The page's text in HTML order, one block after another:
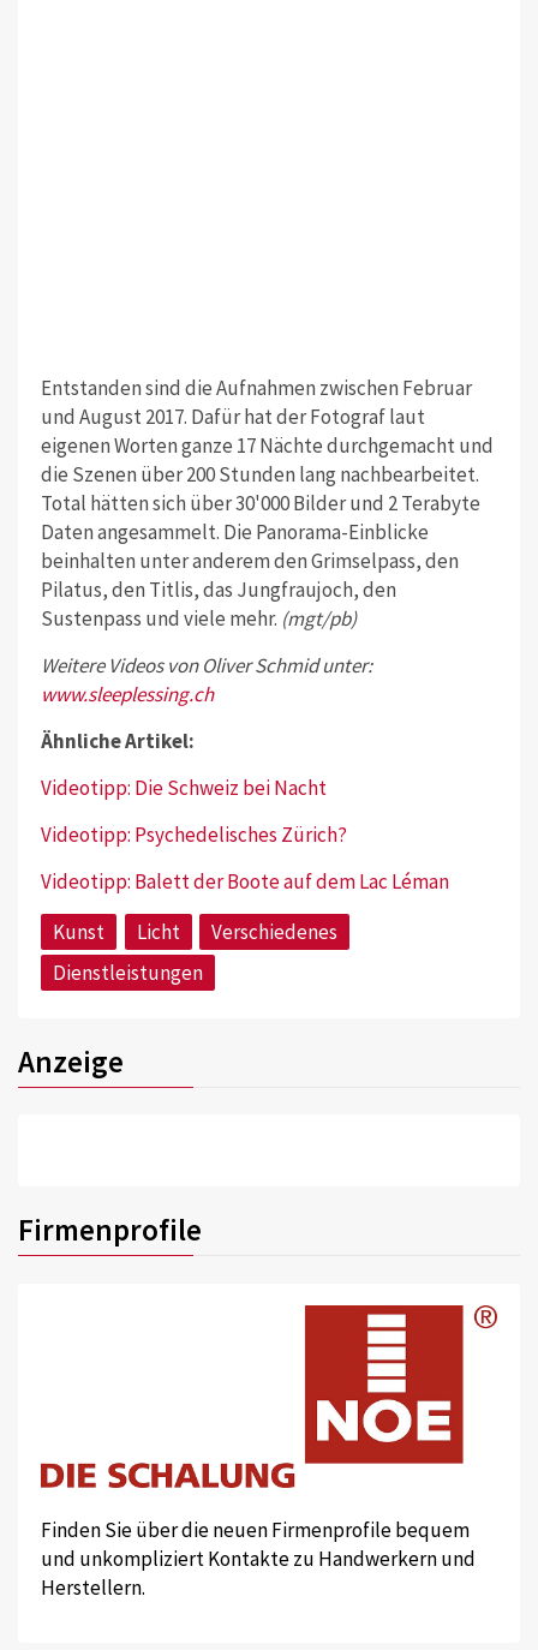
Entstanden sind die Aufnahmen zwischen Februar
und August 2017. Dafür hat der Fotograf laut
eigenen Worten ganze 17 Nächte durchgemacht und
die Szenen über 200 Stunden lang nachbearbeitet.
Total hätten sich über 30'000 Bilder und 2 Terabyte
Daten angesammelt. Die Panorama-Einblicke
beinhalten unter anderem den Grimselpass, den
Pilatus, den Titlis, das Jungfraujoch, den
Sustenpass und viele mehr. (mgt/pb)
Weitere Videos von Oliver Schmid unter:
www.sleeplessing.ch
Ähnliche Artikel:
Videotipp: Die Schweiz bei Nacht
Videotipp: Psychedelisches Zürich?
Videotipp: Balett der Boote auf dem Lac Léman
Kunst
Licht
Verschiedenes
Dienstleistungen
Anzeige
Firmenprofile
Finden Sie über die neuen Firmenprofile bequem
und unkompliziert Kontakte zu Handwerkern und
Herstellern.